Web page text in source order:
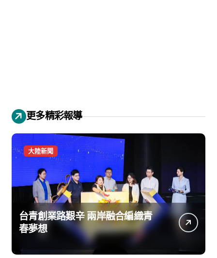
更多精彩報導
大陸新聞
台青創業路艱辛 兩岸融合編織青
春夢想